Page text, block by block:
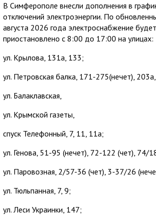
В Симферополе внесли дополнения в
отключений электроэнергии. По
августа 2026 года электроснабжение
приостановлено с 8:00 до 17:00 на улицах:
ул. Крылова, 131а, 133;
ул. Петровская балка, 171-275(нечет),
ул. Балаклавская,
ул. Крымской газеты,
спуск Телефонный, 7, 11, 11а;
ул. Генова, 51-95 (нечет), 72-122 (чет), 74/
ул. Паровозная, 2/57-36 (чет), 3-37/26
ул. Тюльпанная, 7, 9;
ул. Леси Украинки, 147;